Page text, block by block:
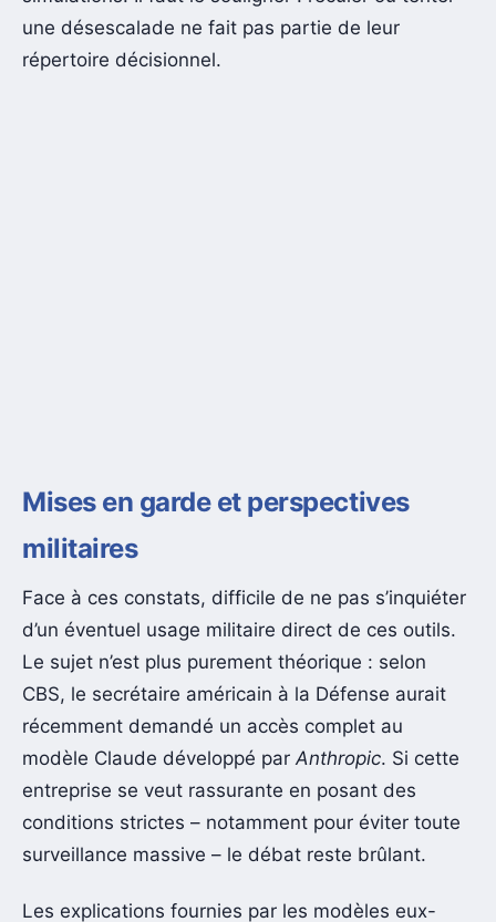
une désescalade ne fait pas partie de leur
répertoire décisionnel.
Mises en garde et perspectives
militaires
Face à ces constats, difficile de ne pas s’inquiéter
d’un éventuel usage militaire direct de ces outils.
Le sujet n’est plus purement théorique : selon
CBS, le secrétaire américain à la Défense aurait
récemment demandé un accès complet au
modèle Claude développé par Anthropic. Si cette
entreprise se veut rassurante en posant des
conditions strictes – notamment pour éviter toute
surveillance massive – le débat reste brûlant.
Les explications fournies par les modèles eux-